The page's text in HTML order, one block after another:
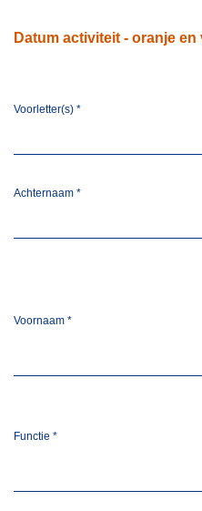
Datum activiteit - oranje
Voorletter(s) *
Achternaam *
Voornaam *
Functie *